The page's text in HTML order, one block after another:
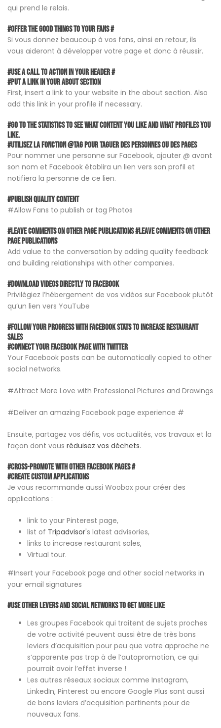
qui prend le relais.
#Offer the good things to your Fans #
Si vous donnez beaucoup à vos fans, ainsi en retour, ils
vous aideront à développer votre page et donc à réussir.
#Use a call to action in your Header #
#Put a link in your about section
First, insert a link to your website in the about section. Also
add this link in your profile if necessary.
#Go to the statistics to see what content you like and what profiles you
like.
#Utilisez La Fonction @Tag pour taguer des personnes ou des pages
Pour nommer une personne sur Facebook, ajouter @ avant
son nom et Facebook établira un lien vers son profil et
notifiera la personne de ce lien.
#Publish quality content
#Allow Fans to publish or tag Photos
#Leave Comments on Other Page Publications #Leave Comments on Other
Page Publications
Add value to the conversation by adding quality feedback
and building relationships with other companies.
#Download videos directly to Facebook
Privilégiez l’hébergement de vos vidéos sur Facebook plutôt
qu’un lien vers YouTube
#Follow your progress with Facebook Stats to increase restaurant
sales
#Connect Your Facebook Page with Twitter
Your Facebook posts can be automatically copied to other
social networks.
#Attract More Love with Professional Pictures and Drawings
#Deliver an amazing Facebook page experience #
Ensuite, partagez vos défis, vos actualités, vos travaux et la
façon dont vous réduisez vos déchets.
#Cross-promote with other Facebook pages #
#Create custom applications
Je vous recommande aussi Woobox pour créer des
applications :
link to your Pinterest page,
list of Tripadvisor's latest advisories,
links to increase restaurant sales,
Virtual tour.
#Insert your Facebook page and other social networks in
your email signatures
#Use other levers and social networks to get more like
Les groupes Facebook qui traitent de sujets proches
de votre activité peuvent aussi être de très bons
leviers d’acquisition pour peu que votre approche ne
s’apparente pas trop à de l’autopromotion, ce qui
pourrait avoir l’effet inverse !
Les autres réseaux sociaux comme Instagram,
LinkedIn, Pinterest ou encore Google Plus sont aussi
de bons leviers d’acquisition pertinents pour de
nouveaux fans.